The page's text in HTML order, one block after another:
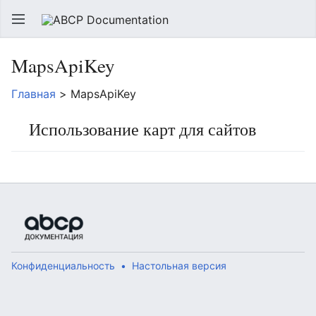
MapsApiKey
Главная > MapsApiKey
Использование карт для сайтов
Конфиденциальность Настольная версия